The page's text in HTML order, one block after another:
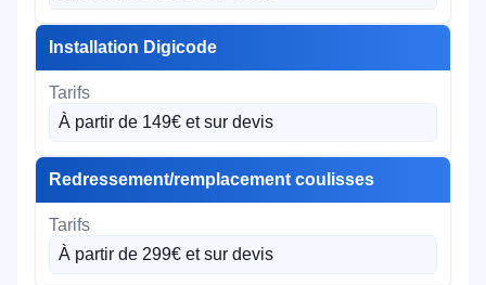
Installation Digicode
À partir de 149€ et sur devis
Redressement/remplacement coulisses
À partir de 299€ et sur devis